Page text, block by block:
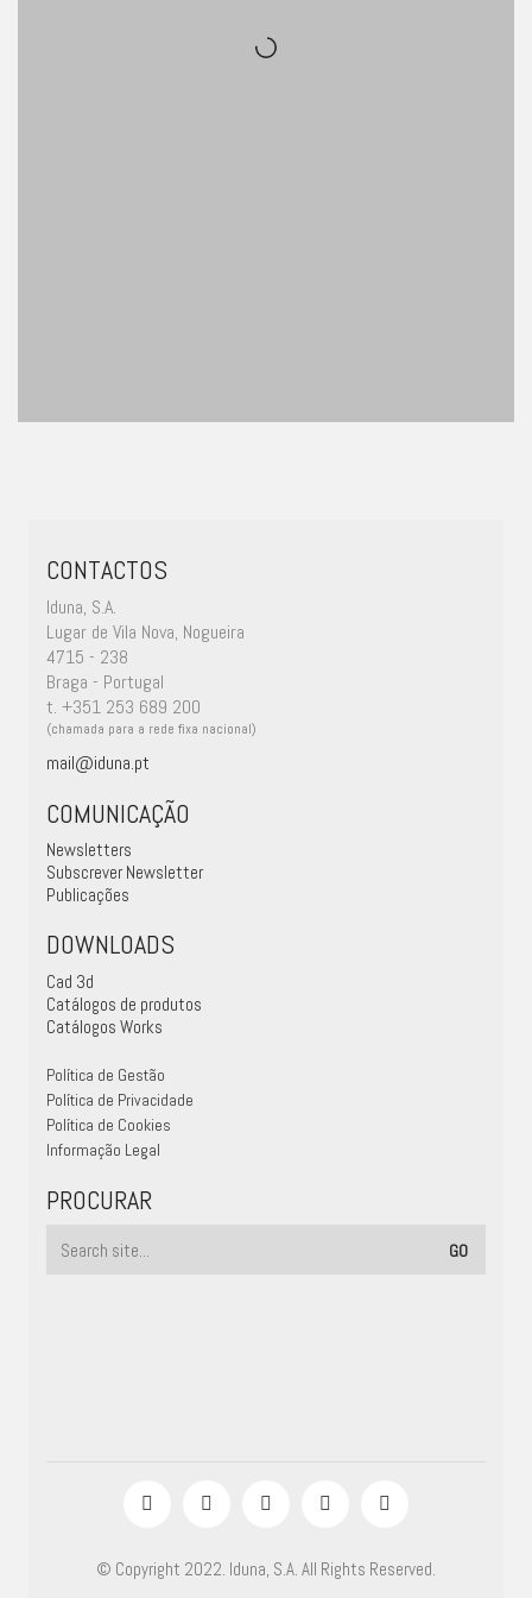
CONTACTOS
Iduna, S.A.
Lugar de Vila Nova, Nogueira
4715 - 238
Braga - Portugal
t. +351 253 689 200
(chamada para a rede fixa nacional)
mail@iduna.pt
COMUNICAÇÃO
Newsletters
Subscrever Newsletter
Publicações
DOWNLOADS
Cad 3d
Catálogos de produtos
Catálogos Works
Política de Gestão
Política de Privacidade
Política de Cookies
Informação Legal
PROCURAR
© Copyright 2022. Iduna, S.A. All Rights Reserved.